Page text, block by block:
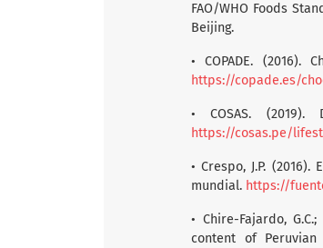
FAO/WHO Foods
Beijing.
• COPADE. (2016).
https://copade.es/
• COSAS.
https://cosas.pe/
• Crespo, J.P.
mundial. https://
• Chire-Fajardo,
content of